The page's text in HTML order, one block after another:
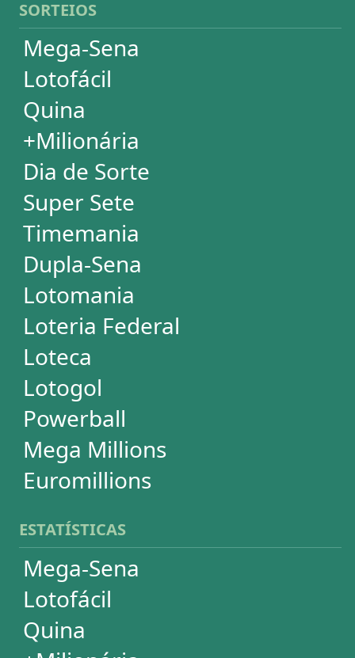
+Milionária
Dia de Sorte
Super Sete
Timemania
Dupla-Sena
Lotomania
Loteria Federal
Loteca
Lotogol
Powerball
Mega Millions
Euromillions
ESTATÍSTICAS
Mega-Sena
Lotofácil
Quina
+Milionária
Super Sete
Timemania
Dupla-Sena
Lotomania
Powerball